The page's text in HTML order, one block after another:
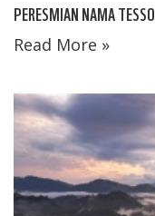
PERESMIAN NAMA TESSO
Read More »